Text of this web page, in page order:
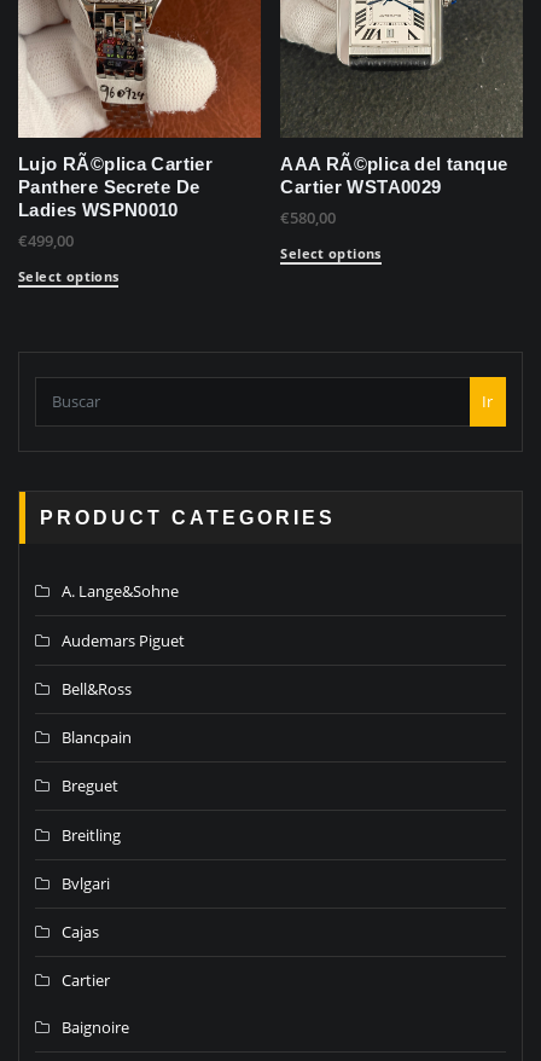
Lujo RÃ©plica Cartier
Panthere Secrete De
Ladies WSPN0010
€499,00
Select options
AAA RÃ©plica del tanque
Cartier WSTA0029
€580,00
Select options
Ir
PRODUCT CATEGORIES
A. Lange&Sohne
Audemars Piguet
Bell&Ross
Blancpain
Breguet
Breitling
Bvlgari
Cajas
Cartier
Baignoire